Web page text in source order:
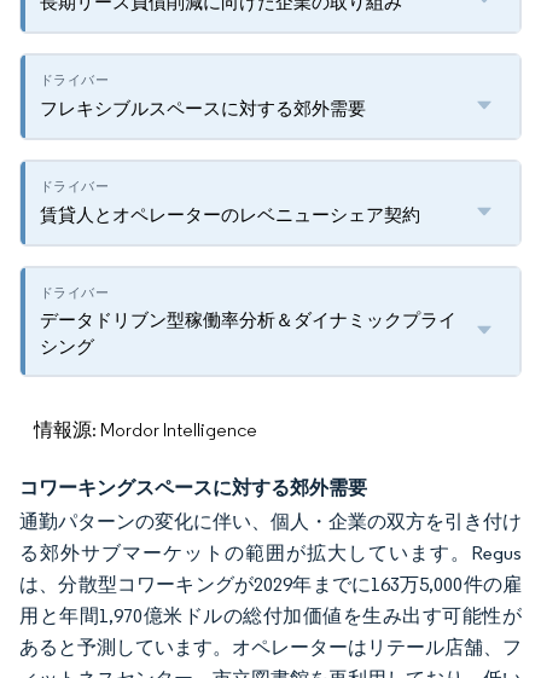
フレキシブルスペースに対する郊外需要
賃貸人とオペレーターのレベニューシェア契約
データドリブン型稼働率分析＆ダイナミックプライ
シング
情報源: Mordor Intelligence
コワーキングスペースに対する郊外需要
通勤パターンの変化に伴い、個人・企業の双方を引き付け
る郊外サブマーケットの範囲が拡大しています。Regus
は、分散型コワーキングが2029年までに163万5,000件の雇
用と年間1,970億米ドルの総付加価値を生み出す可能性が
あると予測しています。オペレーターはリテール店舗、フ